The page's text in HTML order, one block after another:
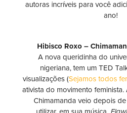
autoras incríveis para você
ano!
Hibisco Roxo –
A nova queridinha do
nigeriana, tem um TED
visualizações (Sejamos todos
ativista do movimento
Chimamanda veio depois